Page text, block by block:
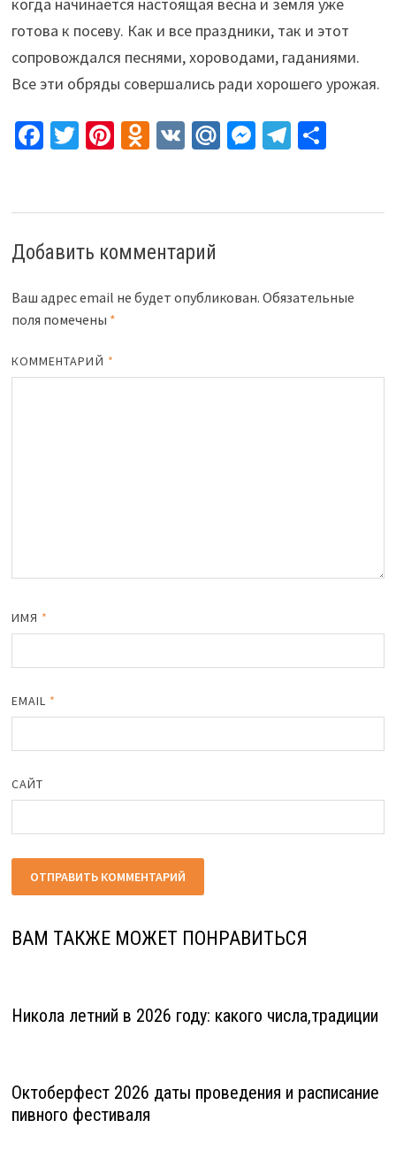
готова к посеву. Как и все праздники, так и этот
сопровождался песнями, хороводами, гаданиями.
Все эти обряды совершались ради хорошего урожая.
Fa
o
o
T
er
Pi
es
t
O
o
kl
sn
V M
R
M
n
Te
a
О
р
и
Добавить комментарий
Ваш адрес email не будет опубликован. Обязательные
поля помечены *
КОММЕНТАРИЙ *
ИМЯ *
EMAIL *
САЙТ
ВАМ ТАКЖЕ МОЖЕТ ПОНРАВИТЬСЯ
Никола летний в 2026 году: какого числа,традиции
Октоберфест 2026 даты проведения и расписание
пивного фестиваля